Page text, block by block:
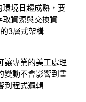
環境日趨成熟，要
取資源與交換資
3層式架構
讓專業的美工處理
變動不會影響到畫
到程式邏輯